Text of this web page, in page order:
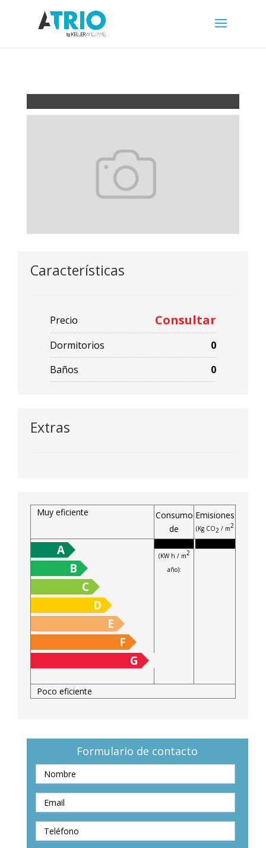
Características
Precio Consultar
Dormitorios
0
Baños
0
Extras
Muy eficiente
Consumo
de
energía
(KW h / m2
año):
Emisiones
(Kg CO2 / m2
A
B
C
D
E
F
G
Poco eficiente
Formulario de contacto